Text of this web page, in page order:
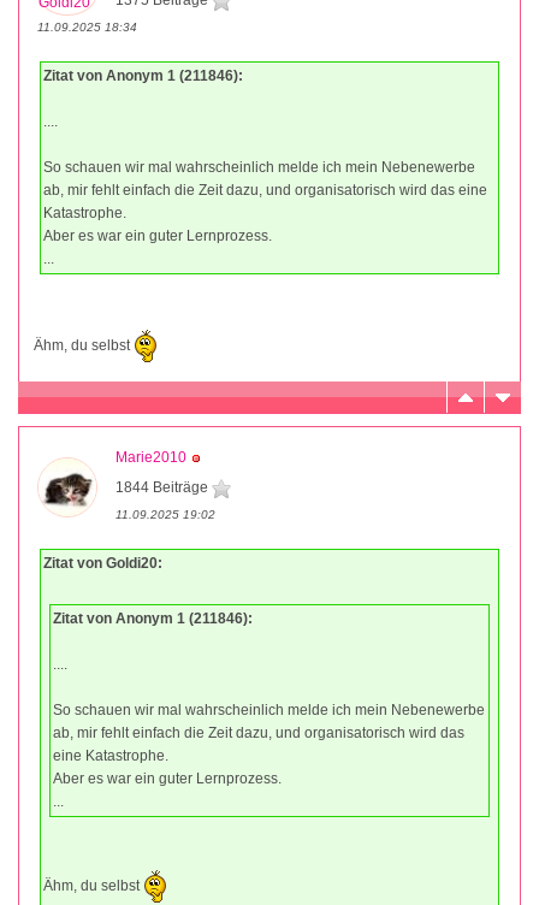
11.09.2025 18:34
Zitat von Anonym 1 (211846):
....
So schauen wir mal wahrscheinlich melde ich mein Nebenewerbe
ab, mir fehlt einfach die Zeit dazu, und organisatorisch wird das eine
Katastrophe.
Aber es war ein guter Lernprozess.
...
Ähm, du selbst
Marie2010
1844 Beiträge
11.09.2025 19:02
Zitat von Goldi20:
Zitat von Anonym 1 (211846):
....
So schauen wir mal wahrscheinlich melde ich mein Nebenewerbe
ab, mir fehlt einfach die Zeit dazu, und organisatorisch wird das
eine Katastrophe.
Aber es war ein guter Lernprozess.
...
Ähm, du selbst